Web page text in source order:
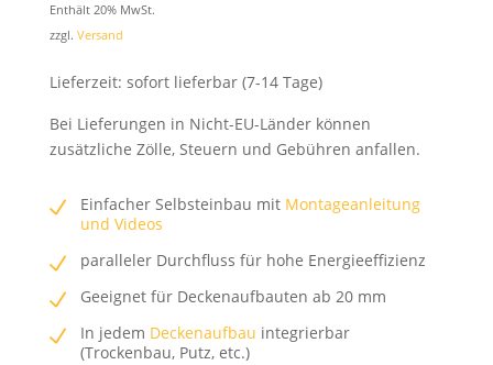
Enthält 20% MwSt.
zzgl. Versand
Lieferzeit: sofort lieferbar (7-14 Tage)
Bei Lieferungen in Nicht-EU-Länder können
zusätzliche Zölle, Steuern und Gebühren anfallen.
Einfacher Selbsteinbau mit Montageanleitung
und Videos
paralleler Durchfluss für hohe Energieeffizienz
Geeignet für Deckenaufbauten ab 20 mm
In jedem Deckenaufbau integrierbar
(Trockenbau, Putz, etc.)